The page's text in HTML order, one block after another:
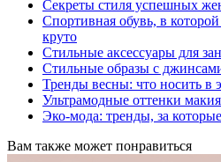
Секреты стиля успешных
Спортивная обувь, в которой
круто
Стильные аксессуары для
Стильные образы с
Тренды весны: что носить в
Ультрамодные оттенки
Эко-мода: тренды, за
Вам также может понравиться